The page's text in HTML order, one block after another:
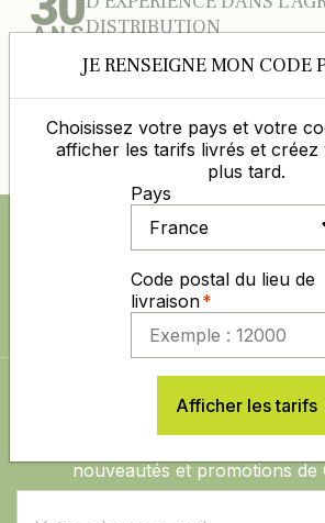
DISTRIBUTION
DES PRIX COMPÉTITIFS
PAIEMENT 100%
SUIVEZ NOUS
ABONNEZ-VOUS À LA
nouveautés et promotions de
JE RENSEIGNE MON CODE
Choisissez votre pays et votre
afficher les tarifs livrés et
plus tard.
Pays
Code postal du lieu de
livraison
Afficher les tarifs